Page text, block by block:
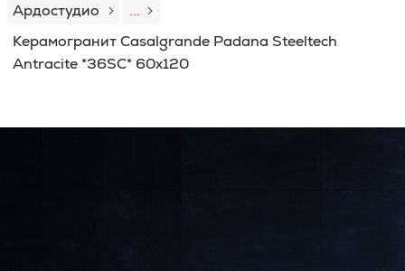
Ардостудио
...
Керамогранит Casalgrande Padana Steeltech
Antracite *36SC* 60x120